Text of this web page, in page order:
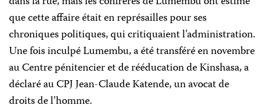
que cette affaire était en représailles pour ses
chroniques politiques, qui critiquaient l’administration.
Une fois inculpé Lumembu, a été transféré en novembre
au Centre pénitencier et de rééducation de Kinshasa, a
déclaré au CPJ Jean-Claude Katende, un avocat de
droits de l’homme.